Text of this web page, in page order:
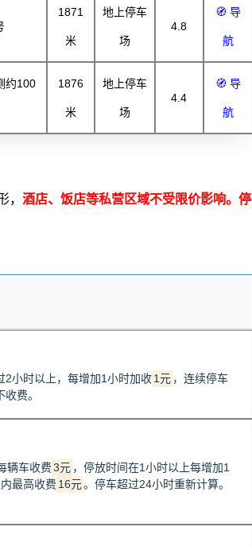
1871
米
地上停车
场
4.8
🧭 导
航
约100 1876
米
地上停车
场
4.4
🧭 导
航
，酒店、饭店等私营区域不受限价影响。停
2小时以上，每增加1小时加收 1元 ，连续停车
费。
辆车收费3元 ，停放时间在1小时以上每增加1
最高收费 16元。停车超过24小时重新计算。